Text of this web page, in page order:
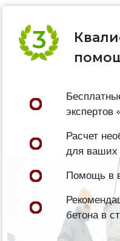
экспертов
Расчет
для ваших
Помощь в
бетона в